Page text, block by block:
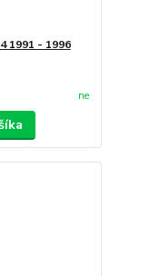
1991 - 1996
ne